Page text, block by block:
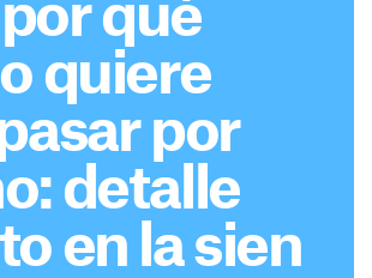
qué
quiere
por
detalle
en la sien